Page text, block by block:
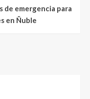
de emergencia para
en Ñuble